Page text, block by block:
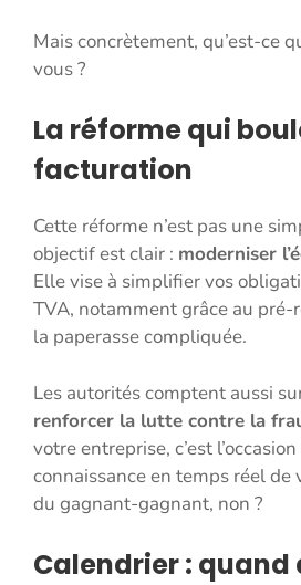
Mais concrètement, qu’est-ce
vous ?
La réforme qui
facturation
Cette réforme n’est pas une
objectif est clair : moderniser
Elle vise à simplifier vos
TVA, notamment grâce au pré-
la paperasse compliquée.
Les autorités comptent aussi
renforcer la lutte contre la
votre entreprise, c’est
connaissance en temps réel de
du gagnant-gagnant, non ?
Calendrier : quand